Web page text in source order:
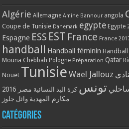
Algérie Allemagne Amine Bannour angola
Coupe de Tunisie Danemark egypte Egypte
Espagne ESS EST France France
handball Handball féminin
Mouna Chebbah Pologne Préparation Qatar
Nouet Tunisie Wael Jallouz
تونس كرة اليد النسائية مصر 2016
مكارم المهدية وائل جلوز
Catégories